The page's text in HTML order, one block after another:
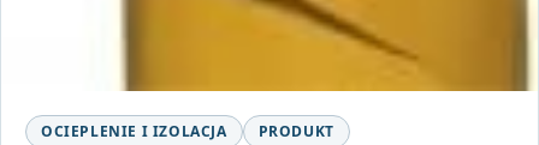
OCIEPLENIE I IZOLACJA PRODUKT